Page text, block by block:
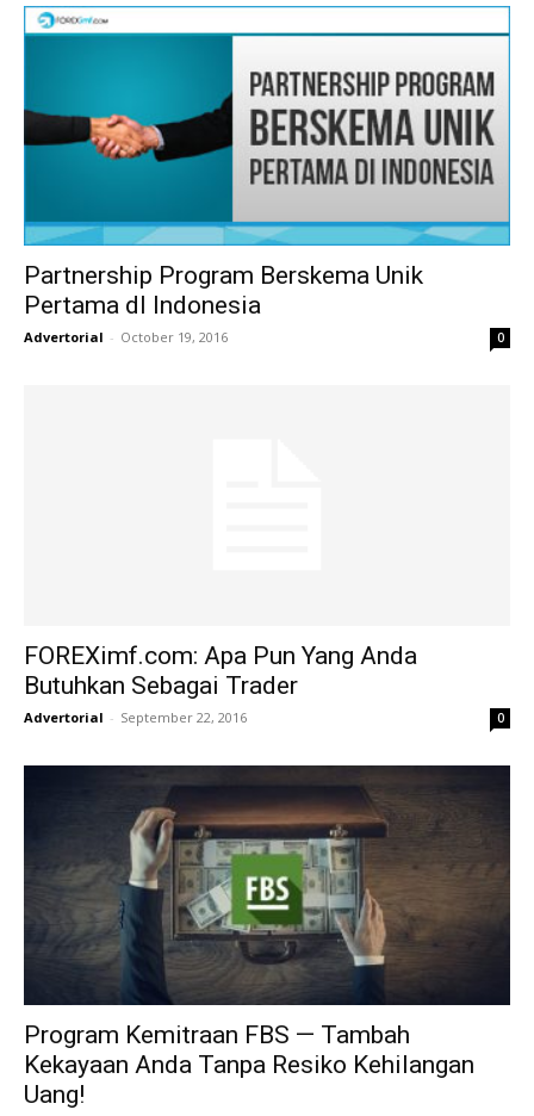
Partnership Program Berskema Unik
Pertama dI Indonesia
Advertorial - October 19, 2016 0
FOREXimf.com: Apa Pun Yang Anda
Butuhkan Sebagai Trader
Advertorial - September 22, 2016 0
Program Kemitraan FBS — Tambah
Kekayaan Anda Tanpa Resiko Kehilangan
Uang!